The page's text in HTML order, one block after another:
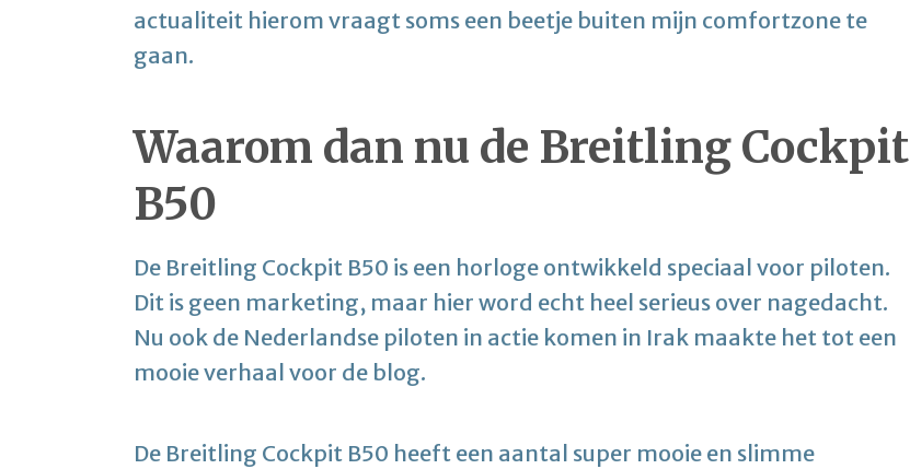
actualiteit hierom vraagt soms een beetje buiten mijn comfortzone te
gaan.
Waarom dan nu de Breitling Cockpit
B50
De Breitling Cockpit B50 is een horloge ontwikkeld speciaal voor piloten.
Dit is geen marketing, maar hier word echt heel serieus over nagedacht.
Nu ook de Nederlandse piloten in actie komen in Irak maakte het tot een
mooie verhaal voor de blog.
De Breitling Cockpit B50 heeft een aantal super mooie en slimme